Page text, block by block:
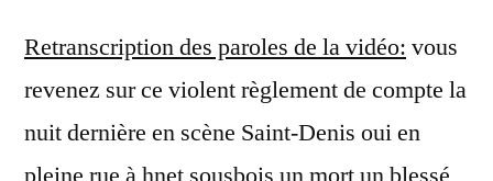
Retranscription des paroles de la vidéo: vous
revenez sur ce violent règlement de compte la
nuit dernière en scène Saint-Denis oui en